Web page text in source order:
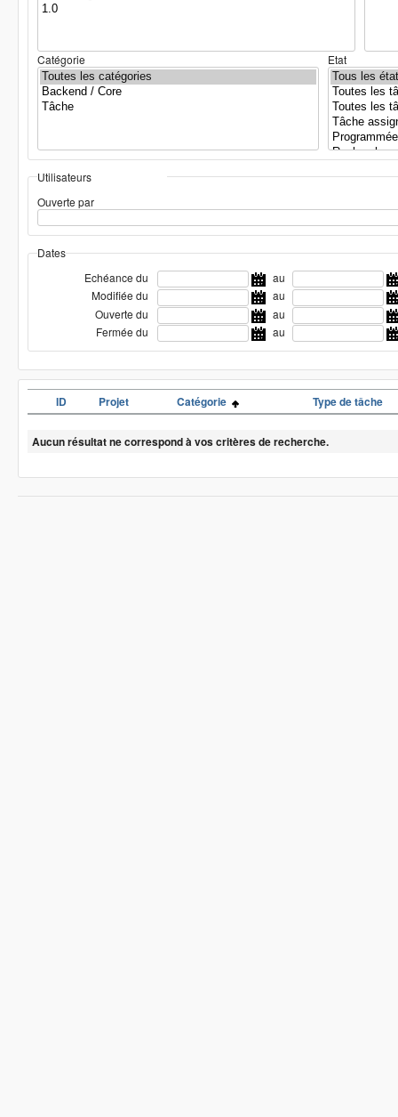
Catégorie Etat
Utilisateurs
Ouverte par
Dates
Echéance du
au
Modifiée du
au
Ouverte du
au
Fermée du
au
ID Projet Catégorie Type de tâche
Aucun résultat ne correspond à vos critères de recherche.